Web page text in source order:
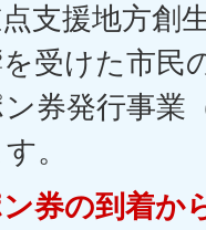
支援地方創
受けた市民
券発行事業
。
券の到着か